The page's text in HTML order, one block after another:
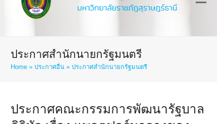
ประกาศสำนักนายกรัฐมนตรี
Home »ประกาศอื่น »ประกาศสำนักนายกรัฐมนตรี
ประกาศคณะกรรมการพัฒนารัฐบาล